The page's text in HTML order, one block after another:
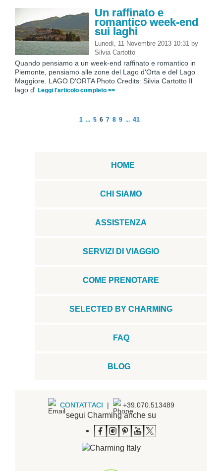
Un raffinato e
romantico week-end
sui laghi
Lunedì, 11 Novembre 2013 10:31 by
Silvia Cartotto
Quando pensiamo a un week-end raffinato e romantico in
Piemonte, pensiamo alle zone del Lago d'Orta e del Lago
Maggiore. LAGO D'ORTA Photo Credits: Silvia Cartotto Il
lago d' Leggi l'articolo completo >>
1 ... 5 6 7 8 9 ... 41
HOME
CHI SIAMO
ASSISTENZA
SERVIZI DI VIAGGIO
COME PRENOTARE
SELECTED BY CHARMING
FAQ
BLOG
CONTATTACI | +39.070.513489
segui Charming anche su